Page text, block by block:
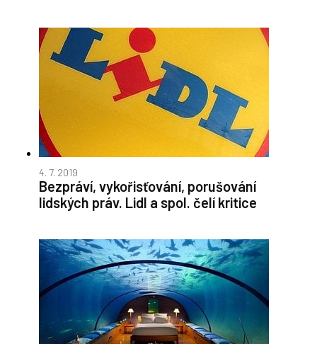
4. 7. 2019
Bezpráví, vykořisťování, porušování
lidských práv. Lidl a spol. čelí kritice